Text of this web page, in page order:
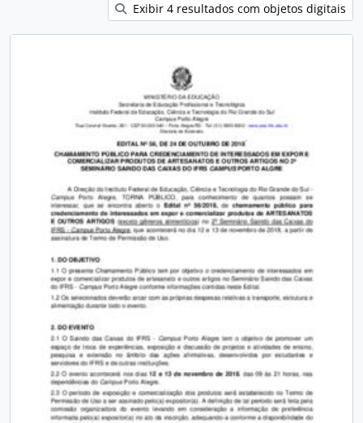
Exibir 4 resultados com objetos digitais